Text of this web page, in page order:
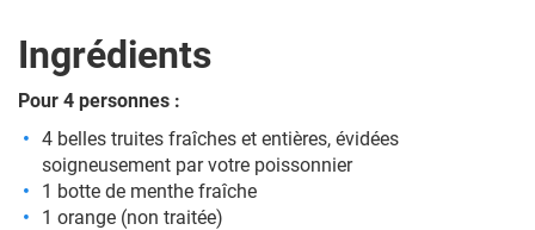
Ingrédients
Pour 4 personnes :
4 belles truites fraîches et entières, évidées
soigneusement par votre poissonnier
1 botte de menthe fraîche
1 orange (non traitée)